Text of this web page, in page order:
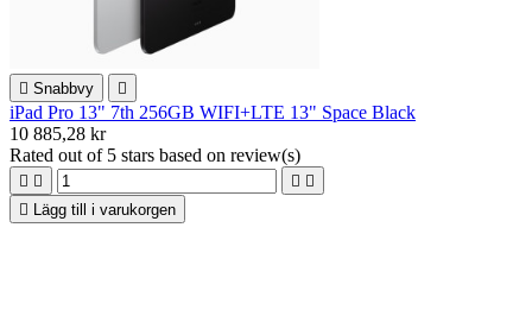
 Snabbvy 
iPad Pro 13" 7th 256GB WIFI+LTE 13" Space Black
10 885,28 kr
Rated out of 5 stars based on review(s)
   

Lägg till i varukorgen